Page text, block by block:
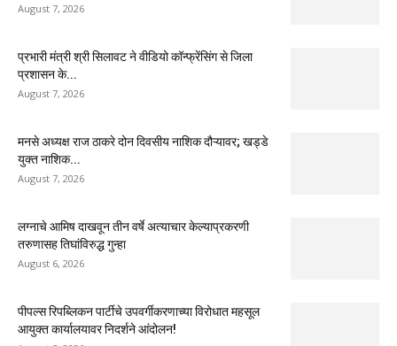
August 7, 2026
प्रभारी मंत्री श्री सिलावट ने वीडियो कॉन्फ्रेंसिंग से जिला
प्रशासन के...
August 7, 2026
मनसे अध्यक्ष राज ठाकरे दोन दिवसीय नाशिक दौऱ्यावर; खड्डे
युक्त नाशिक...
August 7, 2026
लग्नाचे आमिष दाखवून तीन वर्षे अत्याचार केल्याप्रकरणी
तरुणासह तिघांविरुद्ध गुन्हा
August 6, 2026
पीपल्स रिपब्लिकन पार्टीचे उपवर्गीकरणाच्या विरोधात महसूल
आयुक्त कार्यालयावर निदर्शने आंदोलन!